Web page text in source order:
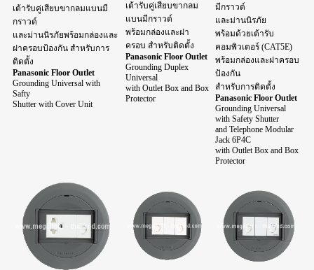
เต้ารับคู่เสียบขากลมแบนมี
กราวด์
และม่านนิรภัยพร้อมกล่องและ
ฝาครอบป้องกัน สำหรับการ
ติดตั้ง
Panasonic Floor Outlet
Grounding Universal with
Safty
Shutter with Cover Unit
เต้ารับคู่เสียบขากลม
แบนมีกราวด์
พร้อมกล่องและฝา
ครอบ สำหรับติดตั้ง
Panasonic Floor Outlet
Grounding Duplex
Universal
with Outlet Box and Box
Protector
มีกราวด์
และม่านนิรภัย
พร้อมด้วยเต้ารับ
คอมพิวเตอร์ (CAT5E)
พร้อมกล่องและฝาครอบ
ป้องกัน
สำหรับการติดตั้ง
Panasonic Floor Outlet
Grounding Universal
with Safety Shutter
and Telephone Modular
Jack 6P4C
with Outlet Box and Box
Protector